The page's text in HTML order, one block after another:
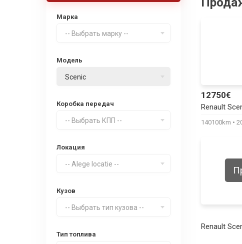
Марка
-- Выбрать марку --
Модель
Scenic
Коробка передач
-- Выбрать КПП --
Локация
-- Alege locatie --
Кузов
-- Выбрать тип кузова --
Тип топлива
12750€
Renault
140100km
Renault